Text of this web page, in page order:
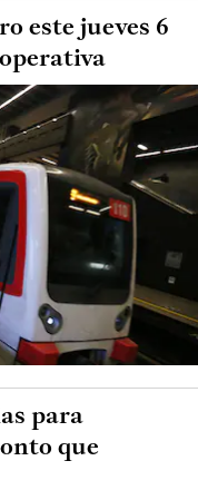
este jueves 6
para
que